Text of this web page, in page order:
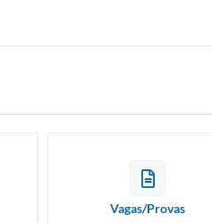
Vagas/Provas